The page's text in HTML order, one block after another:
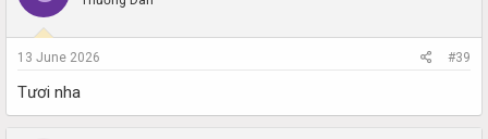
13 June 2026 #39
Tươi nha